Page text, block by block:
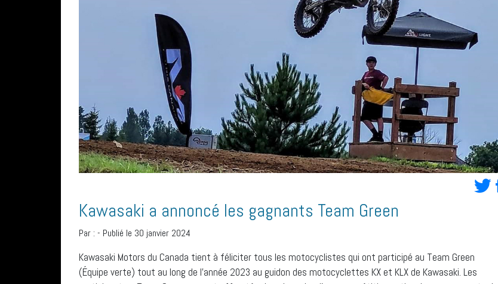
Kawasaki a annoncé les gagnants Team Green
Par : - Publié le 30 janvier 2024
Kawasaki Motors du Canada tient à féliciter tous les motocyclistes qui ont participé au Team Green
(Équipe verte) tout au long de l’année 2023 au guidon des motocyclettes KX et KLX de Kawasaki. Les